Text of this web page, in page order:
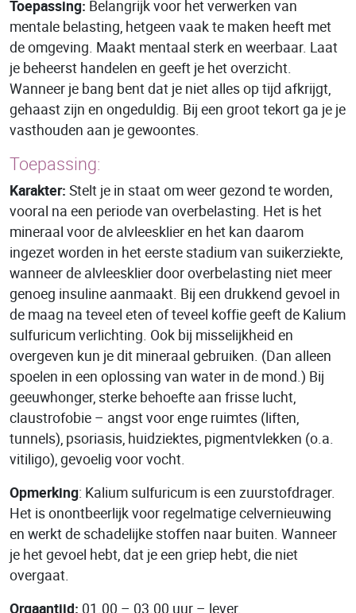
Toepassing: Belangrijk voor het verwerken van
mentale belasting, hetgeen vaak te maken heeft met
de omgeving. Maakt mentaal sterk en weerbaar. Laat
je beheerst handelen en geeft je het overzicht.
Wanneer je bang bent dat je niet alles op tijd afkrijgt,
gehaast zijn en ongeduldig. Bij een groot tekort ga je je
vasthouden aan je gewoontes.
Toepassing:
Karakter: Stelt je in staat om weer gezond te worden,
vooral na een periode van overbelasting. Het is het
mineraal voor de alvleesklier en het kan daarom
ingezet worden in het eerste stadium van suikerziekte,
wanneer de alvleesklier door overbelasting niet meer
genoeg insuline aanmaakt. Bij een drukkend gevoel in
de maag na teveel eten of teveel koffie geeft de Kalium
sulfuricum verlichting. Ook bij misselijkheid en
overgeven kun je dit mineraal gebruiken. (Dan alleen
spoelen in een oplossing van water in de mond.) Bij
geeuwhonger, sterke behoefte aan frisse lucht,
claustrofobie – angst voor enge ruimtes (liften,
tunnels), psoriasis, huidziektes, pigmentvlekken (o.a.
vitiligo), gevoelig voor vocht.
Opmerking: Kalium sulfuricum is een zuurstofdrager.
Het is onontbeerlijk voor regelmatige celvernieuwing
en werkt de schadelijke stoffen naar buiten. Wanneer
je het gevoel hebt, dat je een griep hebt, die niet
overgaat.
Orgaantijd: 01.00 – 03.00 uur – lever.